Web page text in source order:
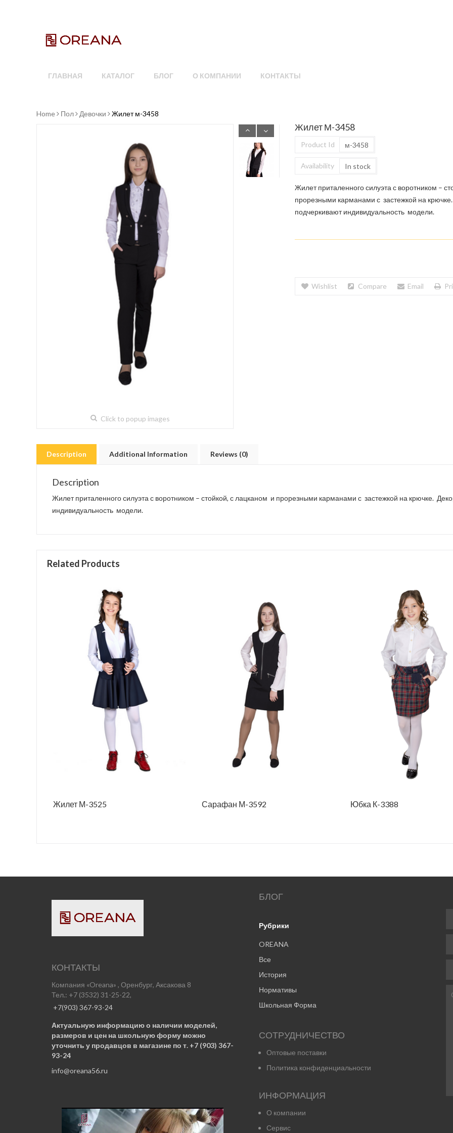
ГЛАВНАЯ КАТАЛОГ БЛОГ О КОМПАНИИ КОНТАКТЫ
Home Пол Девочки Жилет м-3458
Click to popup images
Жилет М-3458
Product Id м-3458
Availability In stock
Жилет приталенного силуэта с воротником –
прорезными карманами с застежкой на
подчеркивают индивидуальность модели.
Wishlist Compare Email
Description Additional Information Reviews (0)
Description
Жилет приталенного силуэта с воротником – стойкой, с лацканом и прорезными карманами с застежкой на крючке.
индивидуальность модели.
Related Products
Жилет М-3525 Сарафан М-3592 Юбка К-3388
КОНТАКТЫ
Компания «Oreana» , Оренбург, Аксакова 8
Тел.: +7 (3532) 31-25-22,
+7(903) 367-93-24
Актуальную информацию о наличии моделей,
размеров и цен на школьную форму можно
уточнить у продавцов в магазине по т. +7 (903) 367-
93-24
info@oreana56.ru
БЛОГ
Рубрики
OREANA
Все
История
Нормативы
Школьная Форма
СОТРУДНИЧЕСТВО
Оптовые поставки
Политика конфиденциальности
ИНФОРМАЦИЯ
О компании
Сервис